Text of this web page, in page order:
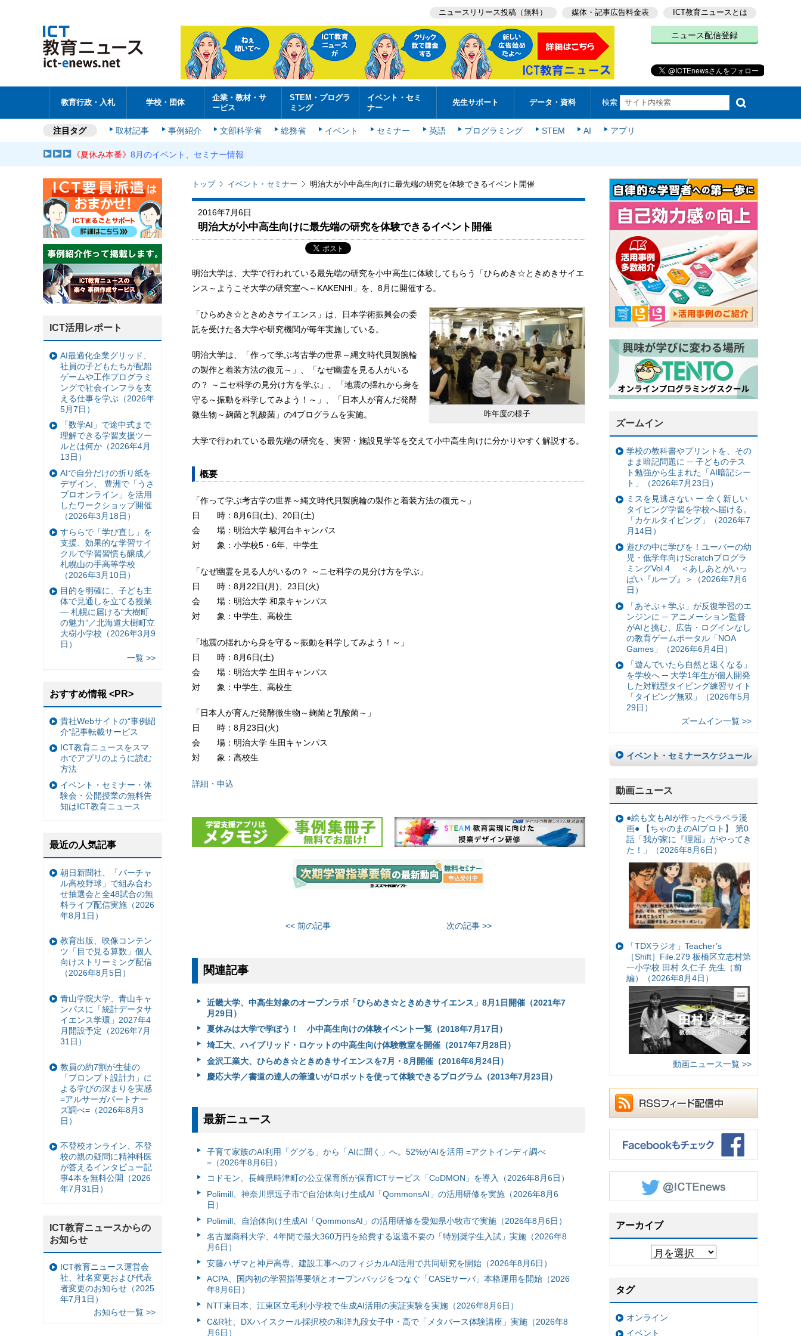
ニュースリリース投稿（無料） 媒体・記事広告料金表 ICT教育ニュースとは
ニュース配信登録
教育行政・入札 学校・団体
企業・教材・サ
ービス
STEM・プログラ
ミング
イベント・セミ
ナー
先生サポート データ・資料 検索
注目タグ 取材記事 事例紹介 文部科学省 総務省 イベント セミナー 英語 プログラミング STEM AI アプリ
《夏休み本番》8月のイベント、セミナー情報
トップ イベント・セミナー 明治大が小中高生向けに最先端の研究を体験できるイベント開催
2016年7月6日
明治大が小中高生向けに最先端の研究を体験できるイベント開催
明治大学は、大学で行われている最先端の研究を小中高生に体験してもらう「ひらめき☆ときめきサイエ
ンス～ようこそ大学の研究室へ～KAKENHI」を、8月に開催する。
昨年度の様子
「ひらめき☆ときめきサイエンス」は、日本学術振興会の委
託を受けた各大学や研究機関が毎年実施している。
明治大学は、「作って学ぶ考古学の世界～縄文時代貝製腕輪
の製作と着装方法の復元～」、「なぜ幽霊を見る人がいる
の？ ～ニセ科学の見分け方を学ぶ」、「地震の揺れから身を
守る～振動を科学してみよう！～」、「日本人が育んだ発酵
微生物～麹菌と乳酸菌」の4プログラムを実施。
大学で行われている最先端の研究を、実習・施設見学等を交えて小中高生向けに分かりやすく解説する。
概要
「作って学ぶ考古学の世界～縄文時代貝製腕輪の製作と着装方法の復元～」
日 時：8月6日(土)、20日(土)
会 場：明治大学 駿河台キャンパス
対 象：小学校5・6年、中学生
「なぜ幽霊を見る人がいるの？ ～ニセ科学の見分け方を学ぶ」
日 時：8月22日(月)、23日(火)
会 場：明治大学 和泉キャンパス
対 象：中学生、高校生
「地震の揺れから身を守る～振動を科学してみよう！～」
日 時：8月6日(土)
会 場：明治大学 生田キャンパス
対 象：中学生、高校生
「日本人が育んだ発酵微生物～麹菌と乳酸菌～」
日 時：8月23日(火)
会 場：明治大学 生田キャンパス
対 象：高校生
詳細・申込
<< 前の記事 次の記事 >>
関連記事
近畿大学、中高生対象のオープンラボ「ひらめき☆ときめきサイエンス」8月1日開催（2021年7
月29日）
夏休みは大学で学ぼう！ 小中高生向けの体験イベント一覧（2018年7月17日）
埼工大、ハイブリッド・ロケットの中高生向け体験教室を開催（2017年7月28日）
金沢工業大、ひらめき☆ときめきサイエンスを7月・8月開催（2016年6月24日）
慶応大学／書道の達人の筆遣いがロボットを使って体験できるプログラム（2013年7月23日）
最新ニュース
子育て家族のAI利用「ググる」から「AIに聞く」へ。52%がAIを活用 =アクトインディ調べ
=（2026年8月6日）
コドモン、長崎県時津町の公立保育所が保育ICTサービス「CoDMON」を導入（2026年8月6日）
Polimill、神奈川県逗子市で自治体向け生成AI「QommonsAI」の活用研修を実施（2026年8月6
日）
Polimill、自治体向け生成AI「QommonsAI」の活用研修を愛知県小牧市で実施（2026年8月6日）
名古屋商科大学、4年間で最大360万円を給費する返還不要の「特別奨学生入試」実施（2026年8
月6日）
安藤ハザマと神戸高専、建設工事へのフィジカルAI活用で共同研究を開始（2026年8月6日）
ACPA、国内初の学習指導要領とオープンバッジをつなぐ「CASEサーバ」本格運用を開始（2026
年8月6日）
NTT東日本、江東区立毛利小学校で生成AI活用の実証実験を実施（2026年8月6日）
C&R社、DXハイスクール採択校の和洋九段女子中・高で「メタバース体験講座」実施（2026年8
月6日）
ズームイン
学校の教科書やプリントを、その
まま暗記問題に ─ 子どものテス
ト勉強から生まれた「AI暗記シー
ト」（2026年7月23日）
ミスを見逃さない ー 全く新しい
タイピング学習を学校へ届ける。
「カケルタイピング」（2026年7
月14日）
遊びの中に学びを！ユーバーの幼
児・低学年向けScratchプログラ
ミングVol.4 ＜あしあとがいっ
ぱい『ループ』＞（2026年7月6
日）
「あそぶ＋学ぶ」が反復学習のエ
ンジンに ─ アニメーション監督
がAIと挑む、広告・ログインなし
の教育ゲームポータル「NOA
Games」（2026年6月4日）
「遊んでいたら自然と速くなる」
を学校へ ─ 大学1年生が個人開発
した対戦型タイピング練習サイト
「タイピング無双」（2026年5月
29日）
ズームイン一覧 >>
イベント・セミナースケジュール
動画ニュース
●絵も文もAIが作ったペラペラ漫
画● 【ちゃのまのAIプロト】 第0
話「我が家に『理屈』がやってき
た！」（2026年8月6日）
「TDXラジオ」Teacher’s
［Shift］File.279 板橋区立志村第
一小学校 田村 久仁子 先生（前
編）（2026年8月4日）
動画ニュース一覧 >>
アーカイブ
タグ
オンライン
イベント
ICT活用レポート
AI最適化企業グリッド、
社員の子どもたちが配船
ゲームや工作プログラミ
ングで社会インフラを支
える仕事を学ぶ（2026年
5月7日）
「数学AI」で途中式まで
理解できる学習支援ツー
ルとは何か（2026年4月
13日）
AIで自分だけの折り紙を
デザイン、 豊洲で「うさ
プロオンライン」を活用
したワークショップ開催
（2026年3月18日）
すららで「学び直し」を
支援、効果的な学習サイ
クルで学習習慣も醸成／
札幌山の手高等学校
（2026年3月10日）
目的を明確に、子ども主
体で見通しを立てる授業
— 札幌に届ける“大樹町
の魅力”／北海道大樹町立
大樹小学校（2026年3月9
日）
一覧 >>
おすすめ情報 <PR>
貴社Webサイトの“事例紹
介”記事転載サービス
ICT教育ニュースをスマ
ホでアプリのように読む
方法
イベント・セミナー・体
験会・公開授業の無料告
知はICT教育ニュース
最近の人気記事
朝日新聞社、「バーチャ
ル高校野球」で組み合わ
せ抽選会と全48試合の無
料ライブ配信実施（2026
年8月1日）
教育出版、映像コンテン
ツ「目で見る算数」個人
向けストリーミング配信
（2026年8月5日）
青山学院大学、青山キャ
ンパスに「統計データサ
イエンス学環」2027年4
月開設予定（2026年7月
31日）
教員の約7割が生徒の
「プロンプト設計力」に
よる学びの深まりを実感
=アルサーガパートナー
ズ調べ=（2026年8月3
日）
不登校オンライン、不登
校の親の疑問に精神科医
が答えるインタビュー記
事4本を無料公開（2026
年7月31日）
ICT教育ニュースからの
お知らせ
ICT教育ニュース運営会
社、社名変更および代表
者変更のお知らせ（2025
年7月1日）
お知らせ一覧 >>